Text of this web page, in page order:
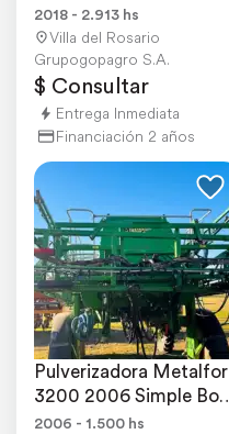
2018 - 2.913 hs
Villa del Rosario
Grupogopagro S.A.
$ Consultar
Entrega Inmediata
Financiación 2 años
Pulverizadora Metalfor
3200 2006 Simple Bot.
28mts
2006 - 1.500 hs